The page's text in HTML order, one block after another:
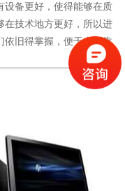
设备更好，使得能够在质
在技术地方更好，所以进
依旧得掌握，便于在可靠